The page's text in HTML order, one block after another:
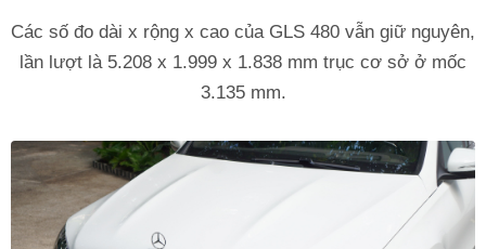
Các số đo dài x rộng x cao của GLS 480 vẫn giữ nguyên,
lần lượt là 5.208 x 1.999 x 1.838 mm trục cơ sở ở mốc
3.135 mm.